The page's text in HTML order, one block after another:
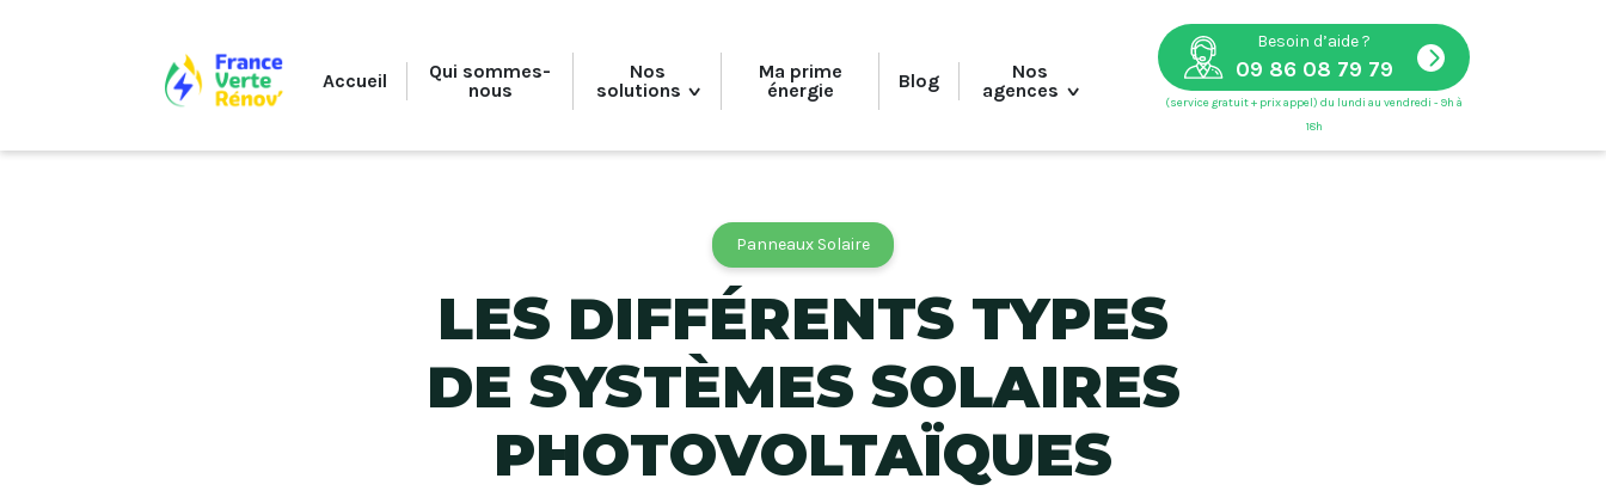
Accueil
Qui sommes-
nous
Nos
solutions
Isolation des combles perdues
Isolation des murs
Isolation du sol
Ma prime
énergie
Blog
Nos
agences
Besoin d’aide ?
09 86 08 79 79
(service gratuit + prix appel) du lundi au vendredi - 9h à
18h
Panneaux Solaire
LES DIFFÉRENTS TYPES
DE SYSTÈMES SOLAIRES
PHOTOVOLTAÏQUES